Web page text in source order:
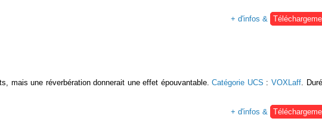
+ d'infos &
mais une réverbération donnerait une effet épouvantable.Catégorie UCS : VOXLaff.
+ d'infos &